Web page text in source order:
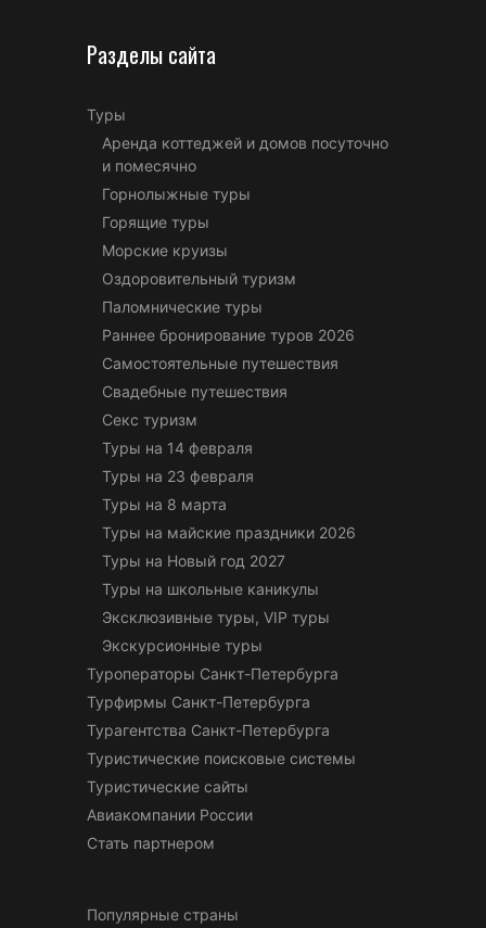
Разделы сайта
Туры
Аренда коттеджей и домов посуточно
и помесячно
Горнолыжные туры
Горящие туры
Морские круизы
Оздоровительный туризм
Паломнические туры
Раннее бронирование туров 2026
Самостоятельные путешествия
Свадебные путешествия
Секс туризм
Туры на 14 февраля
Туры на 23 февраля
Туры на 8 марта
Туры на майские праздники 2026
Туры на Новый год 2027
Туры на школьные каникулы
Эксклюзивные туры, VIP туры
Экскурсионные туры
Туроператоры Санкт-Петербурга
Турфирмы Санкт-Петербурга
Турагентства Санкт-Петербурга
Туристические поисковые системы
Туристические сайты
Авиакомпании России
Стать партнером
Популярные страны